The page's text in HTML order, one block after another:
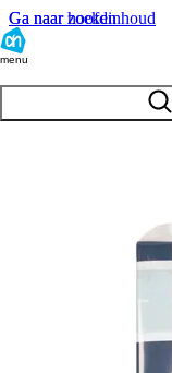
Ga naar hoofdinhoud
Ga naar zoeken
menu